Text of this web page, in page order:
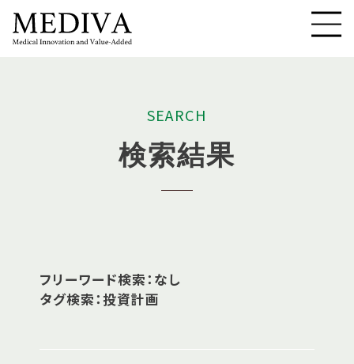
SEARCH
検索結果
フリーワード検索：なし
タグ検索：投資計画